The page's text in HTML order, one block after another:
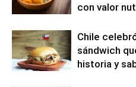
con valor
Chile
sándwich
historia y